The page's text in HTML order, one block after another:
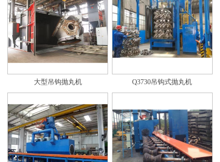
大型吊钩抛丸机 Q3730吊钩式抛丸机